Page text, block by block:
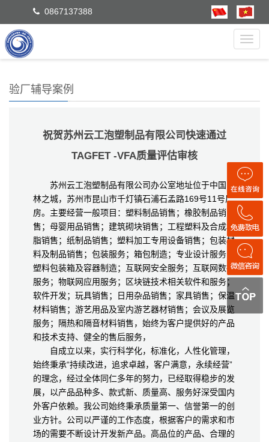
0867137388
验厂辅导案例
祝贺苏州云工泡塑制品有限公司快速通过
TAGFET -VFA质量评估审核
苏州云工泡塑制品有限公司办公室地址位于中国园
林之城，苏州市昆山市千灯镇石浦石孟路169号11号厂
房。主要经营一般项目：塑料制品销售；橡胶制品销
售；母婴用品销售；建筑砌块销售；工程塑料及合成树
脂销售；纸制品销售；塑料加工专用设备销售；包装材
料及制品销售；包装服务；箱包制造；专业设计服务；
塑料包装箱及容器制造；互联网安全服务；互联网数据
服务；物联网应用服务；区块链技术相关软件和服务；
软件开发；玩具销售；日用杂品销售；家具销售；保温
材料销售；游艺用品及室内游艺器材销售；会议及展览
服务；隔热和隔音材料销售，始终为客户提供好的产品
和技术支持、健全的售后服务，
自成立以来，实行科学化，标准化，人性化管理，
始终秉承“持续改进，追求卓越，客户满意，永续经营”
的理念，经过全体同仁多年的努力，已经取得稳步的发
展，以产品品种多、款式新、质量高、服务好深受国内
外客户依赖。我公司始终秉承质量第一、信誉第一的创
业方针。公司以严谨的工作态度，根据客户的需求和市
场的需要不断设计开发新产品。高品位的产品、合理的